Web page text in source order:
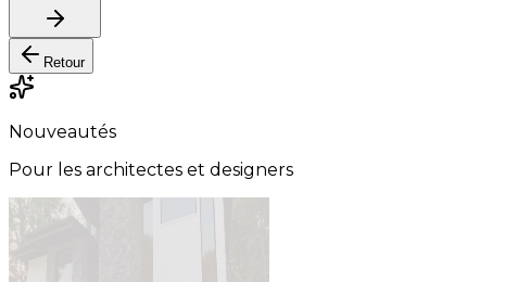
Retour
Nouveautés
Pour les architectes et designers